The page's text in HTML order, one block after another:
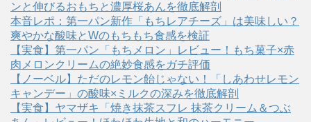
ンと伸びるおもちと濃厚桜あんを徹底解剖
本音レポ：第一パン新作「もちレアチーズ」は美味しい？
爽やかな酸味とWのもちもち食感を検証
【実食】第一パン「もちメロン」レビュー！もち菓子×赤
肉メロンクリームの絶妙食感をガチ評価
【ノーベル】ただのレモン飴じゃない！「しあわせレモン
キャンデー」の酸味×ミルクの深みを徹底解剖
【実食】ヤマザキ「焼き抹茶スフレ 抹茶クリーム＆つぶ